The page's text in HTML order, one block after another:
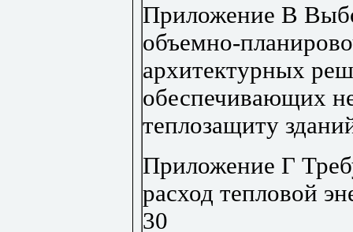
Приложение В
объемно-
архитектурных
обеспечивающих
теплозащиту
Приложение Г
расход тепловой
30